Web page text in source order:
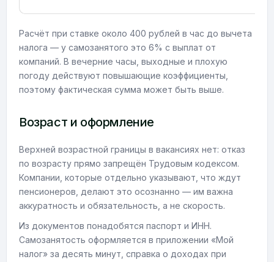
Расчёт при ставке около 400 рублей в час до вычета
налога — у самозанятого это 6% с выплат от
компаний. В вечерние часы, выходные и плохую
погоду действуют повышающие коэффициенты,
поэтому фактическая сумма может быть выше.
Возраст и оформление
Верхней возрастной границы в вакансиях нет: отказ
по возрасту прямо запрещён Трудовым кодексом.
Компании, которые отдельно указывают, что ждут
пенсионеров, делают это осознанно — им важна
аккуратность и обязательность, а не скорость.
Из документов понадобятся паспорт и ИНН.
Самозанятость оформляется в приложении «Мой
налог» за десять минут, справка о доходах при